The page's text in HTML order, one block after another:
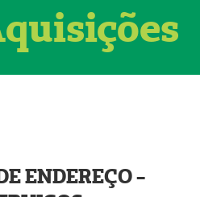
ENDEREÇO -